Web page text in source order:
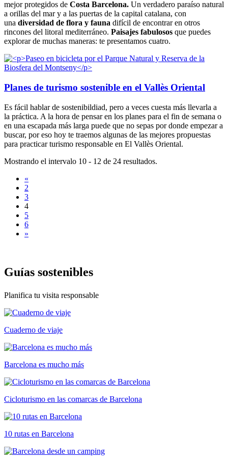
mejor protegidos de Costa Barcelona. Un verdadero paraíso natural
a orillas del mar y a las puertas de la capital catalana, con
una diversidad de flora y fauna difícil de encontrar en otros
rincones del litoral mediterráneo. Paisajes fabulosos que puedes
explorar de muchas maneras: te presentamos cuatro.
Planes de turismo sostenible en el Vallès Oriental
Es fácil hablar de sostenibildiad, pero a veces cuesta más llevarla a
la práctica. A la hora de pensar en los planes para el fin de semana o
en una escapada más larga puede que no sepas por donde empezar a
buscar, por eso hoy te traemos algunas de las mejores propuestas
para practicar turismo responsable en El Vallès Oriental.
Mostrando el intervalo 10 - 12 de 24 resultados.
«
2
3
4
5
6
»
Guías sostenibles
Planifica tu visita responsable
Cuaderno de viaje
Barcelona es mucho más
Cicloturismo en las comarcas de Barcelona
10 rutas en Barcelona